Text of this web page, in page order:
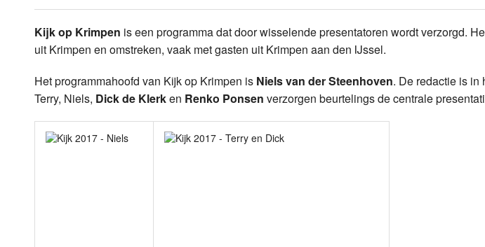
Kijk op Krimpen is een programma dat door wisselende presentatoren wordt verzorgd.
uit Krimpen en omstreken, vaak met gasten uit Krimpen aan den IJssel.
Het programmahoofd van Kijk op Krimpen is Niels van der Steenhoven. De redactie is in
Terry, Niels, Dick de Klerken Renko Ponsen verzorgen beurtelings de centrale